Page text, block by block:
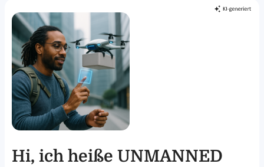
Hi, ich heiße UNMANNED